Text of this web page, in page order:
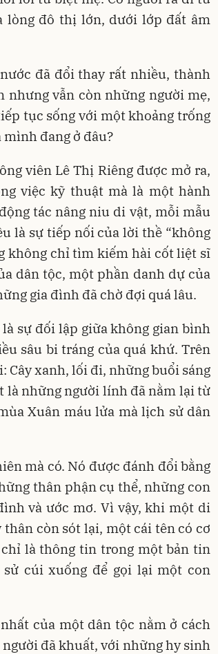
lòng đô thị lớn, dưới lớp đất âm
đã đổi thay rất nhiều, thành
nhưng vẫn còn những người mẹ,
tục sống với một khoảng trống
đang ở đâu?
viên Lê Thị Riêng được mở ra,
việc kỹ thuật mà là một hành
tác nâng niu di vật, mỗi mẫu
là sự tiếp nối của lời thề “không
không chỉ tìm kiếm hài cốt liệt sĩ
dân tộc, một phần danh dự của
gia đình đã chờ đợi quá lâu.
sự đối lập giữa không gian bình
sâu bi tráng của quá khứ. Trên
Cây xanh, lối đi, những buổi sáng
là những người lính đã nằm lại từ
Xuân máu lửa mà lịch sử dân
mà có. Nó được đánh đổi bằng
thân phận cụ thể, những con
và ước mơ. Vì vậy, khi một di
còn sót lại, một cái tên có cơ
là thông tin trong một bản tin
cúi xuống để gọi lại một con
của một dân tộc nằm ở cách
đã khuất, với những hy sinh